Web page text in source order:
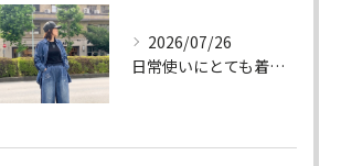
2026/07/26
日常使いにとても着やすいデニムのセットアップ。